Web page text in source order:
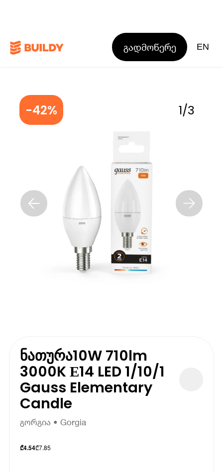
გადმოწერე EN
-42% 1/3
ნათურა10W 710lm
3000K Е14 LED 1/10/1
Gauss Elementary
Candle
გორგია • Gorgia
₾4.54₾7.85